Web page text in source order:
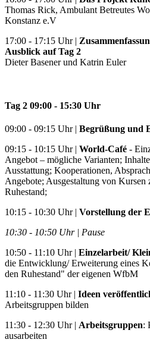
Thomas Rick, Ambulant Betreutes
Konstanz e.V
17:00 - 17:15 Uhr |
Ausblick auf Tag 2
Dieter Basener und Katrin Euler
Tag 2 09:00 - 15:30 Uhr
09:00 - 09:15 Uhr | Begrüßung und
09:15 - 10:15 Uhr | World-Café -
Angebot – mögliche Varianten;
Ausstattung; Kooperationen,
Angebote; Ausgestaltung von Kursen
Ruhestand;
10:15 - 10:30 Uhr | Vorstellung der
10:30 - 10:50 Uhr | Pause
10:50 - 11:10 Uhr | Einzelarbeit/
die Entwicklung/ Erweiterung eines
den Ruhestand" der eigenen WfbM
11:10 - 11:30 Uhr | Ideen
Arbeitsgruppen bilden
11:30 - 12:30 Uhr | Arbeitsgruppen:
ausarbeiten